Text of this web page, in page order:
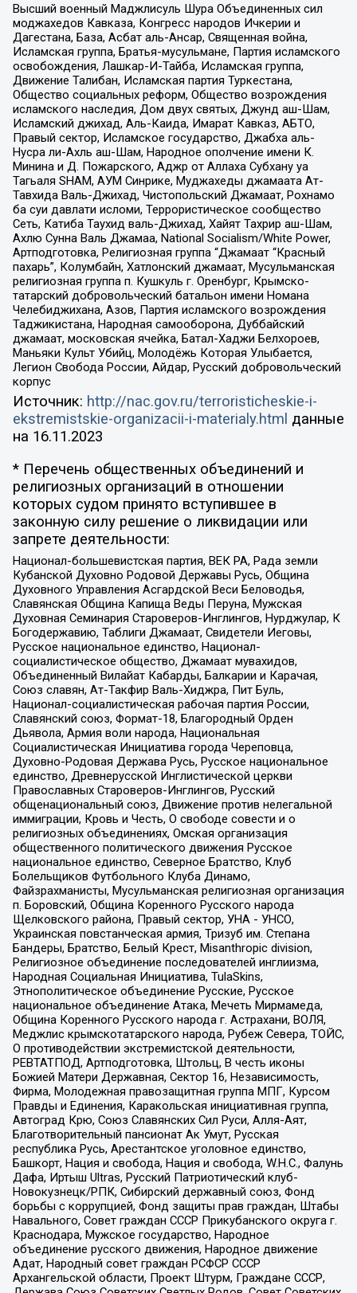
Высший военный Маджлисуль Шура Объединенных сил
моджахедов Кавказа, Конгресс народов Ичкерии и
Дагестана, База, Асбат аль-Ансар, Священная война,
Исламская группа, Братья-мусульмане, Партия исламского
освобождения, Лашкар-И-Тайба, Исламская группа,
Движение Талибан, Исламская партия Туркестана,
Общество социальных реформ, Общество возрождения
исламского наследия, Дом двух святых, Джунд аш-Шам,
Исламский джихад, Аль-Каида, Имарат Кавказ, АБТО,
Правый сектор, Исламское государство, Джабха аль-
Нусра ли-Ахль аш-Шам, Народное ополчение имени К.
Минина и Д. Пожарского, Аджр от Аллаха Субхану уа
Тагьаля SHAM, АУМ Синрике, Муджахеды джамаата Ат-
Тавхида Валь-Джихад, Чистопольский Джамаат, Рохнамо
ба суи давлати исломи, Террористическое сообщество
Сеть, Катиба Таухид валь-Джихад, Хайят Тахрир аш-Шам,
Ахлю Сунна Валь Джамаа, National Socialism/White Power,
Артподготовка, Религиозная группа “Джамаат “Красный
пахарь”, Колумбайн, Хатлонский джамаат, Мусульманская
религиозная группа п. Кушкуль г. Оренбург, Крымско-
татарский добровольческий батальон имени Номана
Челебиджихана, Азов, Партия исламского возрождения
Таджикистана, Народная самооборона, Дуббайский
джамаат, московская ячейка, Батал-Хаджи Белхороев,
Маньяки Культ Убийц, Молодёжь Которая Улыбается,
Легион Свобода России, Айдар, Русский добровольческий
корпус
Источник: http://nac.gov.ru/terroristicheskie-i-
ekstremistskie-organizacii-i-materialy.html данные
на 16.11.2023
* Перечень общественных объединений и
религиозных организаций в отношении
которых судом принято вступившее в
законную силу решение о ликвидации или
запрете деятельности:
Национал-большевистская партия, ВЕК РА, Рада земли
Кубанской Духовно Родовой Державы Русь, Община
Духовного Управления Асгардской Веси Беловодья,
Славянская Община Капища Веды Перуна, Мужская
Духовная Семинария Староверов-Инглингов, Нурджулар, К
Богодержавию, Таблиги Джамаат, Свидетели Иеговы,
Русское национальное единство, Национал-
социалистическое общество, Джамаат мувахидов,
Объединенный Вилайат Кабарды, Балкарии и Карачая,
Союз славян, Ат-Такфир Валь-Хиджра, Пит Буль,
Национал-социалистическая рабочая партия России,
Славянский союз, Формат-18, Благородный Орден
Дьявола, Армия воли народа, Национальная
Социалистическая Инициатива города Череповца,
Духовно-Родовая Держава Русь, Русское национальное
единство, Древнерусской Инглистической церкви
Православных Староверов-Инглингов, Русский
общенациональный союз, Движение против нелегальной
иммиграции, Кровь и Честь, О свободе совести и о
религиозных объединениях, Омская организация
общественного политического движения Русское
национальное единство, Северное Братство, Клуб
Болельщиков Футбольного Клуба Динамо,
Файзрахманисты, Мусульманская религиозная организация
п. Боровский, Община Коренного Русского народа
Щелковского района, Правый сектор, УНА - УНСО,
Украинская повстанческая армия, Тризуб им. Степана
Бандеры, Братство, Белый Крест, Misanthropic division,
Религиозное объединение последователей инглиизма,
Народная Социальная Инициатива, TulaSkins,
Этнополитическое объединение Русские, Русское
национальное объединение Атака, Мечеть Мирмамеда,
Община Коренного Русского народа г. Астрахани, ВОЛЯ,
Меджлис крымскотатарского народа, Рубеж Севера, ТОЙС,
О противодействии экстремистской деятельности,
РЕВТАТПОД, Артподготовка, Штольц, В честь иконы
Божией Матери Державная, Сектор 16, Независимость,
Фирма, Молодежная правозащитная группа МПГ, Курсом
Правды и Единения, Каракольская инициативная группа,
Автоград Крю, Союз Славянских Сил Руси, Алля-Аят,
Благотворительный пансионат Ак Умут, Русская
республика Русь, Арестантское уголовное единство,
Башкорт, Нация и свобода, Нация и свобода, W.H.С., Фалунь
Дафа, Иртыш Ultras, Русский Патриотический клуб-
Новокузнецк/РПК, Сибирский державный союз, Фонд
борьбы с коррупцией, Фонд защиты прав граждан, Штабы
Навального, Совет граждан СССР Прикубанского округа г.
Краснодара, Мужское государство, Народное
объединение русского движения, Народное движение
Адат, Народный совет граждан РСФСР СССР
Архангельской области, Проект Штурм, Граждане СССР,